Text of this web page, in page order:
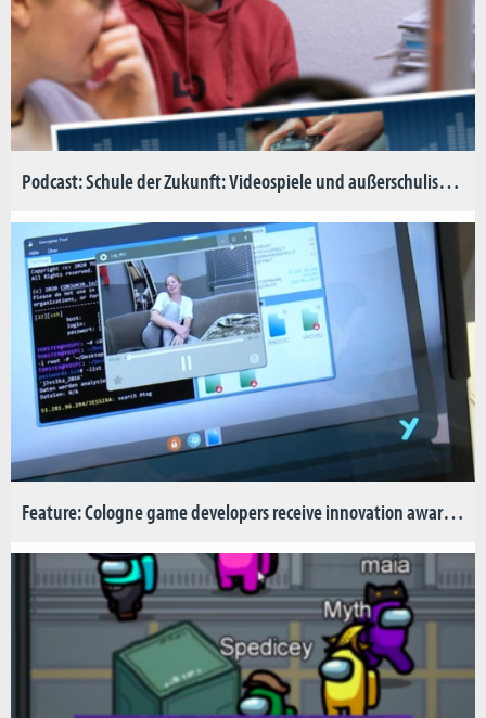
Podcast: Schule der Zukunft: Videospiele und außerschulische Lernorte (DE)
Feature: Cologne game developers receive innovation award for “Jessika”